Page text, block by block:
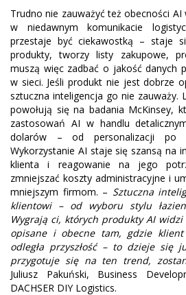
Trudno nie zauważyć też obecności AI
w niedawnym komunikacie
przestaje być ciekawostką – staje
produkty, tworzy listy zakupowe,
muszą więc zadbać o jakość danych
w sieci. Jeśli produkt nie jest dobrze
sztuczna inteligencja go nie zauważy.
powołują się na badania McKinsey,
zastosowań AI w handlu
dolarów – od personalizacji po
Wykorzystanie AI staje się szansą na
klienta i reagowanie na jego
zmniejszać koszty administracyjne i
mniejszym firmom. – Sztuczna
klientowi – od wyboru stylu
Wygrają ci, których produkty AI
opisane i obecne tam, gdzie
odległa przyszłość – to dzieje się
przygotuje się na ten trend,
Juliusz Pakuński, Business
DACHSER DIY Logistics.